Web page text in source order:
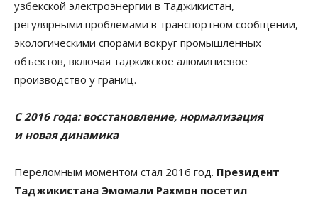
узбекской электроэнергии в Таджикистан,
регулярными проблемами в транспортном сообщении,
экологическими спорами вокруг промышленных
объектов, включая таджикское алюминиевое
производство у границ.
С 2016 года: восстановление, нормализация
и новая динамика
Переломным моментом стал 2016 год. Президент
Таджикистана Эмомали Рахмон посетил